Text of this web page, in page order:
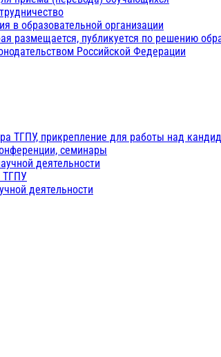
в образовательной организации
размещается, публикуется по решению
Российской Федерации
ТГПУ, прикрепление для работы над
семинары
деятельности
ТГПУ
деятельности